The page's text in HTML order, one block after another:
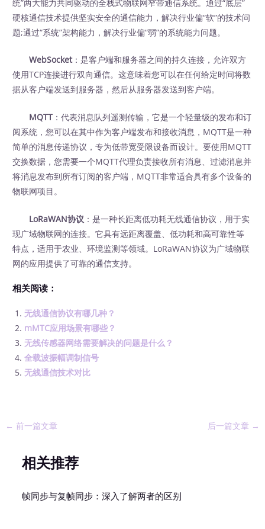
统”两大能力共同驱动的全栈式物联网窄带通信系统。通过“底层”
硬核通信技术提供坚实安全的通信能力，解决行业偏“软”的技术问
题;通过“系统”架构能力，解决行业偏“弱”的系统能力问题。
WebSocket：是客户端和服务器之间的持久连接，允许双方
使用TCP连接进行双向通信。这意味着您可以在任何给定时间将数
据从客户端发送到服务器，然后从服务器发送到客户端。
MQTT ：代表消息队列遥测传输，它是一个轻量级的发布和订
阅系统，您可以在其中作为客户端发布和接收消息，MQTT是一种
简单的消息传递协议，专为低带宽受限设备而设计。要使用MQTT
交换数据，您需要一个MQTT代理负责接收所有消息、过滤消息并
将消息发布到所有订阅的客户端，MQTT非常适合具有多个设备的
物联网项目。
LoRaWAN协议 ：是一种长距离低功耗无线通信协议，用于实
现广域物联网的连接。它具有远距离覆盖、低功耗和高可靠性等
特点，适用于农业、环境监测等领域。LoRaWAN协议为广域物联
网的应用提供了可靠的通信支持。
相关阅读：
无线通信协议有哪几种？
mMTC应用场景有哪些？
无线传感器网络需要解决的问题是什么？
全载波振幅调制信号
无线通信技术对比
← 前一篇文章 后一篇文章 →
相关推荐
帧同步与复帧同步：深入了解两者的区别